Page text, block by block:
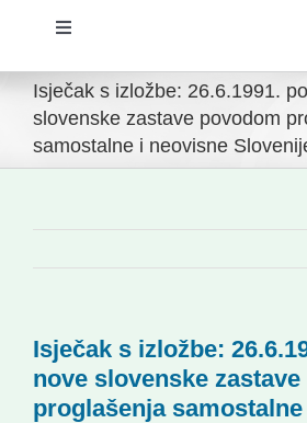
Toggle
Početna
Novosti
Slovenski dom Zagreb
Kontakti
Isječak s izložbe: 26.6.1991.
slovenske zastave povodom
samostalne i neovisne
Isječak s izložbe:
nove slovenske
proglašenja